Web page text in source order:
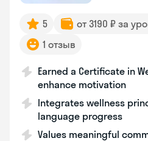
5 от 3190 ₽ за
1 отзыв
Earned a Certificate in
enhance motivation
Integrates wellness
language progress
Values meaningful